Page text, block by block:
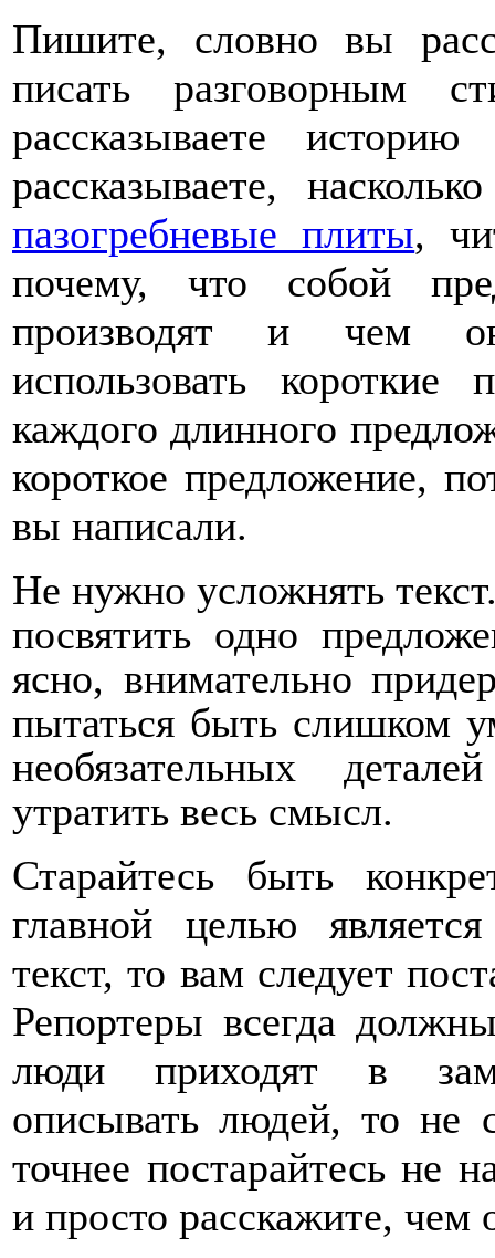
Пишите, словно вы
писать разговорным
рассказываете
рассказываете,
пазогребневые плиты,
почему, что собой
производят и чем он
использовать
каждого длинного
короткое предложение,
вы написали.
Не нужно усложнять
посвятить одно
ясно, внимательно
пытаться быть слишком
необязательных
утратить весь смысл.
Старайтесь быть
главной целью
текст, то вам следует
Репортеры всегда
люди приходят в
описывать людей, то не
точнее постарайтесь не
и просто расскажите, чем